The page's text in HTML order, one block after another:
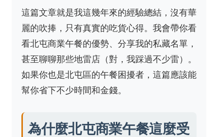
這篇文章就是我這幾年來的經驗總結，沒有華
麗的吹捧，只有真實的吃貨心得。我會帶你看
看北屯商業午餐的優勢、分享我的私藏名單，
甚至聊聊那些地雷店（對，我踩過不少雷）。
如果你也是北屯區的午餐困擾者，這篇應該能
幫你省下不少時間和金錢。
為什麼北屯商業午餐這麼受